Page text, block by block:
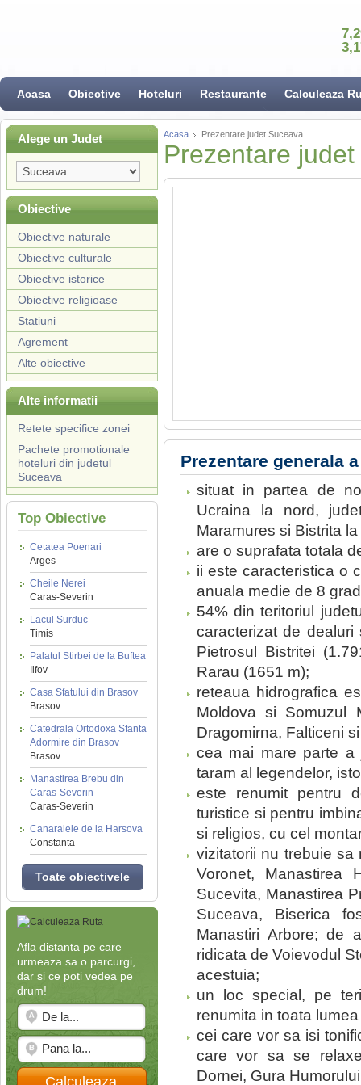
Acasa Obiective Hoteluri Restaurante Calculeaza
Alege un Judet
Obiective
Obiective naturale
Obiective culturale
Obiective istorice
Obiective religioase
Statiuni
Agrement
Alte obiective
Alte informatii
Retete specifice zonei
Pachete promotionale
hoteluri din judetul
Suceava
Top Obiective
Cetatea Poenari
Arges
Cheile Nerei
Caras-Severin
Lacul Surduc
Timis
Palatul Stirbei de la Buftea
Ilfov
Casa Sfatului din Brasov
Brasov
Catedrala Ortodoxa Sfanta
Adormire din Brasov
Brasov
Manastirea Brebu din
Caras-Severin
Caras-Severin
Canaralele de la Harsova
Constanta
Toate obiectivele
Afla distanta pe care
urmeaza sa o parcurgi,
dar si ce poti vedea pe
drum!
Calculeaza
Acasa Prezentare judet Suceava
Prezentare
Prezentare generala
situat in partea de
Ucraina la nord,
Maramures si Bistrita
are o suprafata totala
ii este caracteristica o
anuala medie de 8
54% din teritoriul
caracterizat de
Pietrosul Bistritei
Rarau (1651 m);
reteaua hidrografica
Moldova si Somuzul
Dragomirna, Falticeni
cea mai mare parte a
taram al legendelor,
este renumit pentru
turistice si pentru
si religios, cu cel
vizitatorii nu trebuie sa
Voronet, Manastirea
Sucevita, Manastirea
Suceava, Biserica
Manastiri Arbore; de
ridicata de Voievodul
acestuia;
un loc special, pe
renumita in toata
cei care vor sa isi
care vor sa se
Dornei, Gura